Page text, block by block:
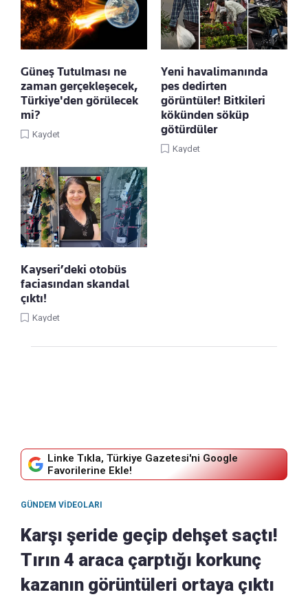
Güneş Tutulması ne
zaman gerçekleşecek,
Türkiye'den görülecek
mi?
Kaydet
Yeni havalimanında
pes dedirten
görüntüler! Bitkileri
kökünden söküp
götürdüler
Kaydet
Kayseri’deki otobüs
faciasından skandal
çıktı!
Kaydet
Linke Tıkla, Türkiye Gazetesi'ni Google
Favorilerine Ekle!
GÜNDEM VIDEOLARI
Karşı şeride geçip dehşet saçtı!
Tırın 4 araca çarptığı korkunç
kazanın görüntüleri ortaya çıktı